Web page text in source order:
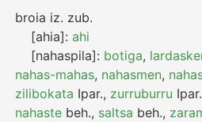
broia iz. zub.
[ahia]:ahi
[nahaspila]: botiga,
nahas-mahas, nahasmen,
zilibokata Ipar., zurruburru Ipar.
nahaste beh., saltsa beh.,